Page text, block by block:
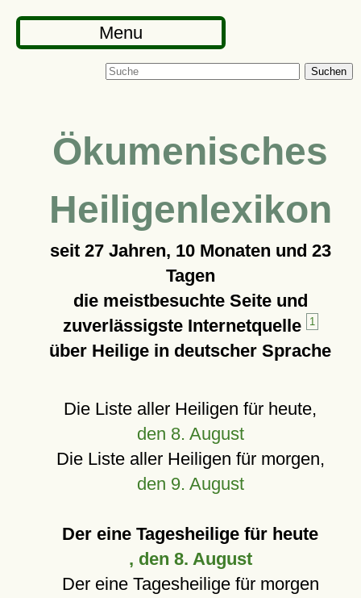
Menu
Suchen
Ökumenisches
Heiligenlexikon
seit 27 Jahren, 10 Monaten und 23
Tagen
die meistbesuchte Seite und
zuverlässigste Internetquelle
1
über Heilige in deutscher Sprache
Die Liste aller Heiligen für heute,
den 8. August
Die Liste aller Heiligen für morgen,
den 9. August
Der eine Tagesheilige für heute
, den 8. August
Der eine Tagesheilige für morgen